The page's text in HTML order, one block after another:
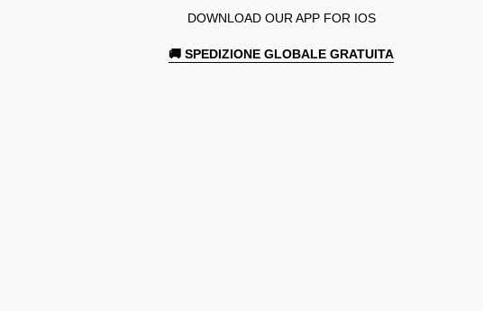
DOWNLOAD OUR APP FOR IOS
🚚 SPEDIZIONE GLOBALE GRATUITA